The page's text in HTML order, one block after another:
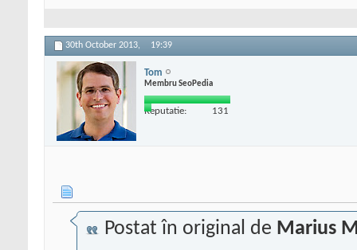
30th October 2013, 19:39
Tom
Membru SeoPedia
Reputatie: 131
Postat în original de Marius